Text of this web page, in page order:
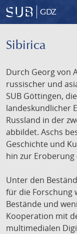
GDZ
Sibirica
Durch Georg von
russischer und
SUB Göttingen,
landeskundlicher
Russland in der
abbildet. Aschs
Geschichte und
hin zur Eroberung
Unter den
für die Forschung
Bestände und
Kooperation mit
multimedialen